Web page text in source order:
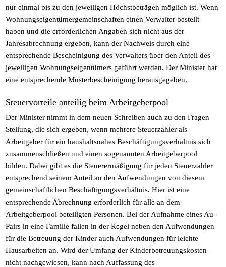
nur einmal bis zu den jeweiligen Höchstbeträgen möglich ist. Wenn
Wohnungseigentümergemeinschaften einen Verwalter bestellt
haben und die erforderlichen Angaben sich nicht aus der
Jahresabrechnung ergeben, kann der Nachweis durch eine
entsprechende Bescheinigung des Verwalters über den Anteil des
jeweiligen Wohnungseigentümers geführt werden. Der Minister hat
eine entsprechende Musterbescheinigung herausgegeben.
Steuervorteile anteilig beim Arbeitgeberpool
Der Minister nimmt in dem neuen Schreiben auch zu den Fragen
Stellung, die sich ergeben, wenn mehrere Steuerzahler als
Arbeitgeber für ein haushaltsnahes Beschäftigungsverhältnis sich
zusammenschließen und einen sogenannten Arbeitgeberpool
bilden. Dabei gibt es die Steuerermäßigung für jeden Steuerzahler
entsprechend seinem Anteil an den Aufwendungen von diesem
gemeinschaftlichen Beschäftigungsverhältnis. Hier ist eine
entsprechende Abrechnung erforderlich für alle an dem
Arbeitgeberpool beteiligten Personen. Bei der Aufnahme eines Au-
Pairs in eine Familie fallen in der Regel neben den Aufwendungen
für die Betreuung der Kinder auch Aufwendungen für leichte
Hausarbeiten an. Wird der Umfang der Kinderbetreuungskosten
nicht nachgewiesen, kann nach Auffassung des